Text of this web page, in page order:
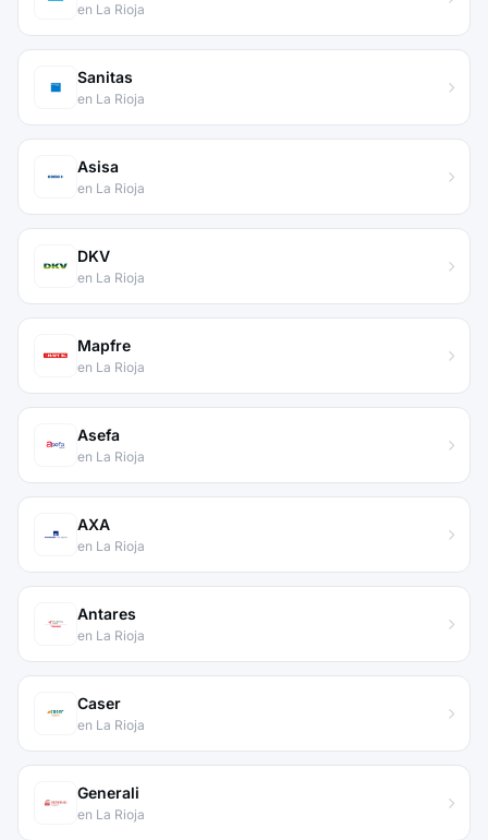
en La Rioja
Sanitas
en La Rioja
Asisa
en La Rioja
DKV
en La Rioja
Mapfre
en La Rioja
Asefa
en La Rioja
AXA
en La Rioja
Antares
en La Rioja
Caser
en La Rioja
Generali
en La Rioja